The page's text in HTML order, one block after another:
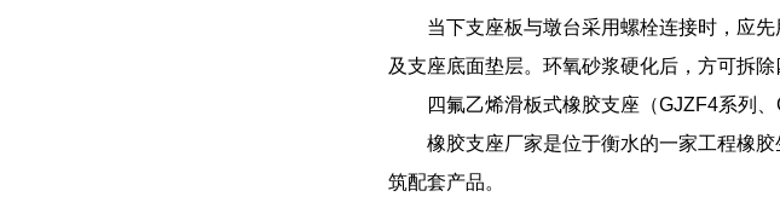
当下支座板与墩台采用螺栓连接时，应
及支座底面垫层。环氧砂浆硬化后，方可拆
四氟乙烯滑板式橡胶支座（GJZF4系列
橡胶支座厂家是位于衡水的一家工程橡
筑配套产品。